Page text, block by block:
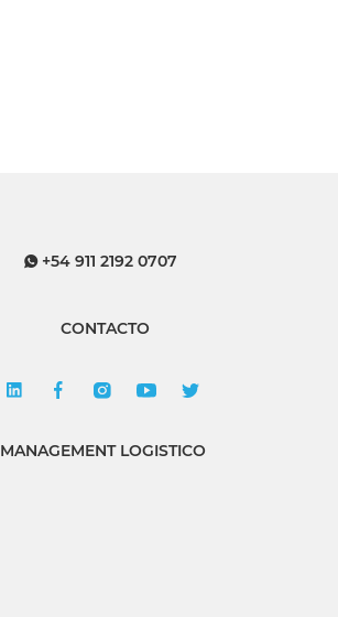
+54 911 2192 0707
CONTACTO
MANAGEMENT LOGISTICO